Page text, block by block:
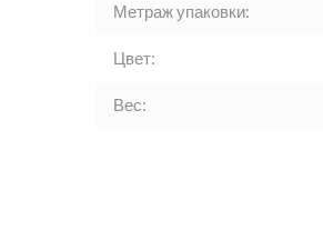
Метраж упаковки:
Цвет:
Вес: